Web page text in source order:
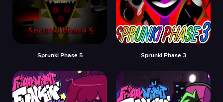
Sprunki Phase 5 Sprunki Phase 3